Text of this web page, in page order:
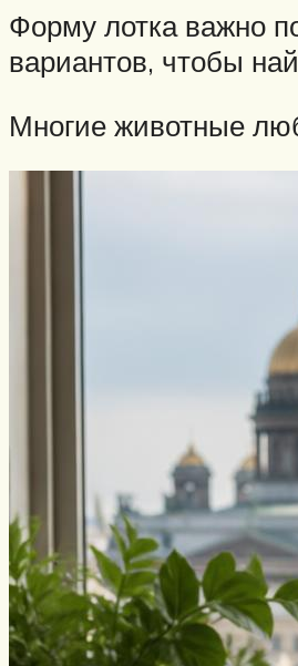
Форму лотка важно
вариантов, чтобы
Многие животные